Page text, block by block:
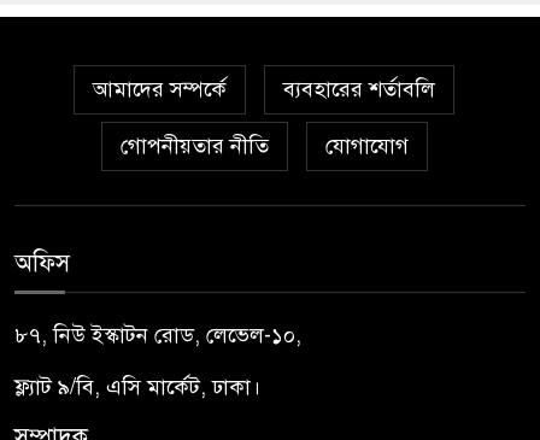
আমাদের সম্পর্কে ব্যবহারের শর্তাবলি
গোপনীয়তার নীতি যোগাযোগ
অফিস
৮৭, নিউ ইস্কাটন রোড, লেভেল-১০,
ফ্ল্যাট ৯/বি, এসি মার্কেট, ঢাকা।